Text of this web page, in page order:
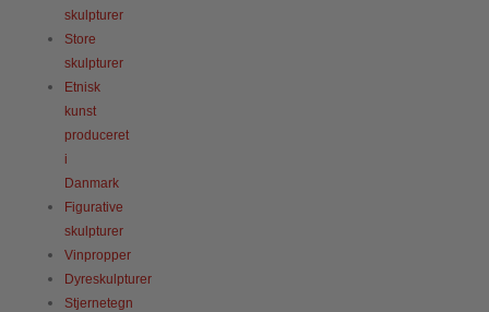
skulpturer
Store
skulpturer
Etnisk
kunst
produceret
i
Danmark
Figurative
skulpturer
Vinpropper
Dyreskulpturer
Stjernetegn